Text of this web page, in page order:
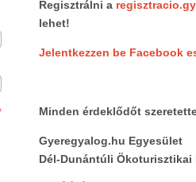
Regisztrálni a
lehet!
Jelentkezzen be Facebook
Minden érdeklődőt
Gyeregyalog.hu Egyesület
Dél-Dunántúli Ökoturisztikai